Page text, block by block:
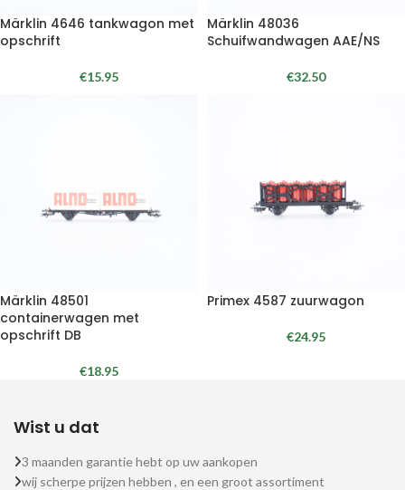
Märklin 4646 tankwagon met
opschrift
€15.95
Märklin 48036
Schuifwandwagen AAE/NS
€32.50
Märklin 48501
containerwagen met
opschrift DB
€18.95
Primex 4587 zuurwagon
€24.95
Wist u dat
3 maanden garantie hebt op uw aankopen
wij scherpe prijzen hebben , en een groot assortiment